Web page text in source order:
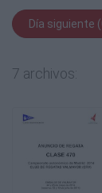
Día siguiente
7 archivos: